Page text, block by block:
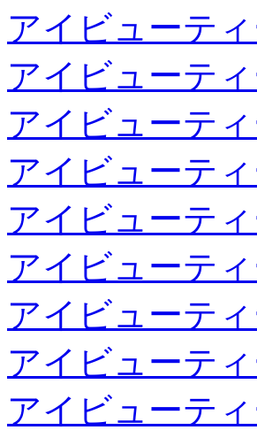
アイビューテ
アイビューテ
アイビューテ
アイビューテ
アイビューテ
アイビューテ
アイビューテ
アイビューテ
アイビューテ